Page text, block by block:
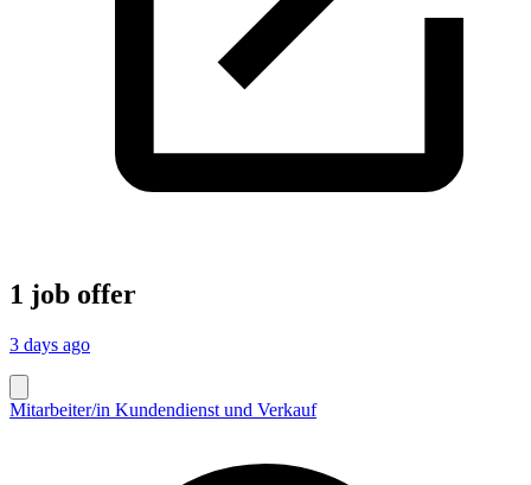
1 job offer
3 days ago
Mitarbeiter/in Kundendienst und Verkauf